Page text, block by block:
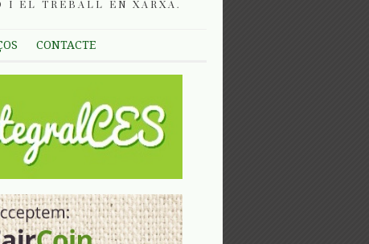
I EL TREBALL EN XARXA.
CONTACTE